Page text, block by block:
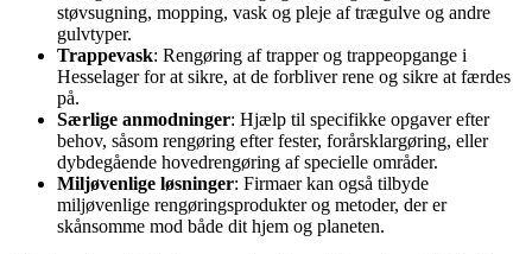
støvsugning, mopping, vask og pleje af trægulve og andre
gulvtyper.
Trappevask: Rengøring af trapper og trappeopgange i
Hesselager for at sikre, at de forbliver rene og sikre at færdes
på.
Særlige anmodninger: Hjælp til specifikke opgaver efter
behov, såsom rengøring efter fester, forårsklargøring, eller
dybdegående hovedrengøring af specielle områder.
Miljøvenlige løsninger: Firmaer kan også tilbyde
miljøvenlige rengøringsprodukter og metoder, der er
skånsomme mod både dit hjem og planeten.